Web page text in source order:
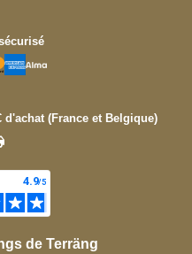
(France et Belgique)
de Terräng